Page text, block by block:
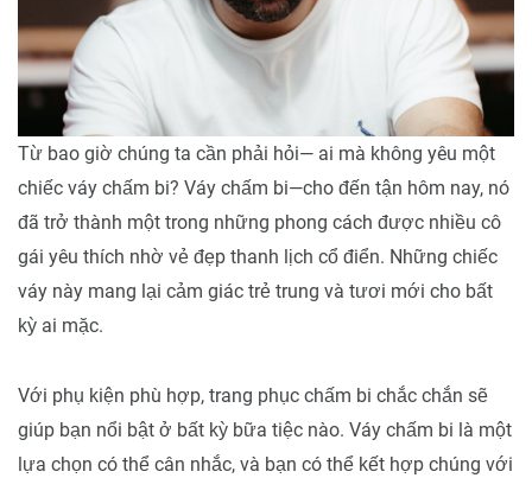
Từ bao giờ chúng ta cần phải hỏi— ai mà không yêu một
chiếc váy chấm bi? Váy chấm bi—cho đến tận hôm nay, nó
đã trở thành một trong những phong cách được nhiều cô
gái yêu thích nhờ vẻ đẹp thanh lịch cổ điển. Những chiếc
váy này mang lại cảm giác trẻ trung và tươi mới cho bất
kỳ ai mặc.
Với phụ kiện phù hợp, trang phục chấm bi chắc chắn sẽ
giúp bạn nổi bật ở bất kỳ bữa tiệc nào. Váy chấm bi là một
lựa chọn có thể cân nhắc, và bạn có thể kết hợp chúng với